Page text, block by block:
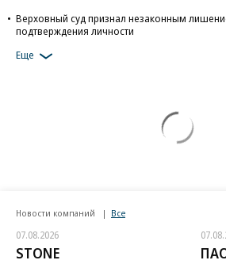
Верховный суд признал незаконным
подтверждения личности
Еще
Новости компаний Все
07.08.2026
STONE